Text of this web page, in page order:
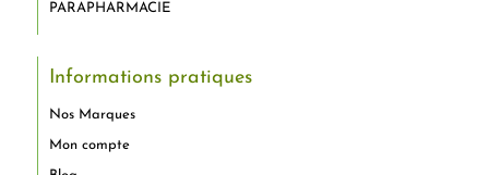
PARAPHARMACIE
Informations pratiques
Nos Marques
Mon compte